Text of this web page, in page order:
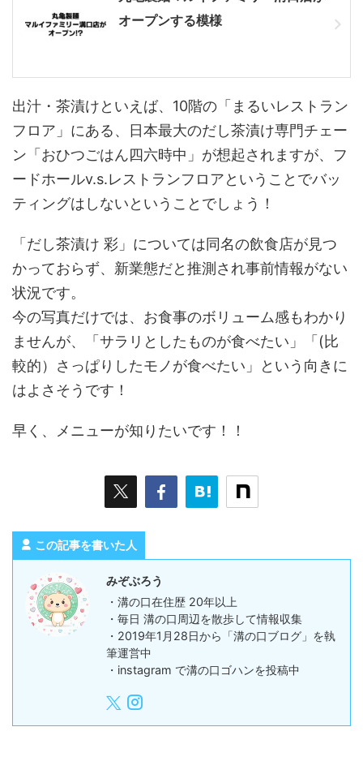
オープンする模様
出汁・茶漬けといえば、10階の「まるいレストラン
フロア」にある、日本最大のだし茶漬け専門チェー
ン「おひつごはん四六時中」が想起されますが、フ
ードホールv.s.レストランフロアということでバッ
ティングはしないということでしょう！
「だし茶漬け 彩」については同名の飲食店が見つ
かっておらず、新業態だと推測され事前情報がない
状況です。
今の写真だけでは、お食事のボリューム感もわかり
ませんが、「サラリとしたものが食べたい」「(比
較的）さっぱりしたモノが食べたい」という向きに
はよさそうです！
早く、メニューが知りたいです！！
この記事を書いた人
みぞぶろう
・溝の口在住歴 20年以上
・毎日 溝の口周辺を散歩して情報収集
・2019年1月28日から「溝の口ブログ」を執
筆運営中
・instagram で溝の口ゴハンを投稿中